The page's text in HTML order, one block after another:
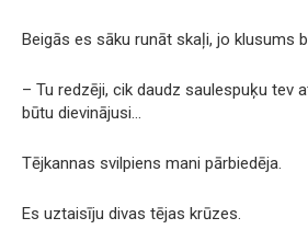
Beigās es sāku runāt skaļi, jo klusums
– Tu redzēji, cik daudz saulespuķu tev
būtu dievinājusi…
Tējkannas svilpiens mani pārbiedēja.
Es uztaisīju divas tējas krūzes.